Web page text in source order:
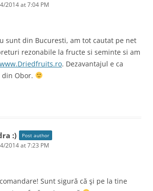
2014 at 7:04 PM
sunt din Bucuresti, am tot cautat pe net
rezonabile la fructe si seminte si am
. Dezavantajul e ca
Obor.
:) Post author
2014 at 7:23 PM
Sunt sigură că şi pe la tine